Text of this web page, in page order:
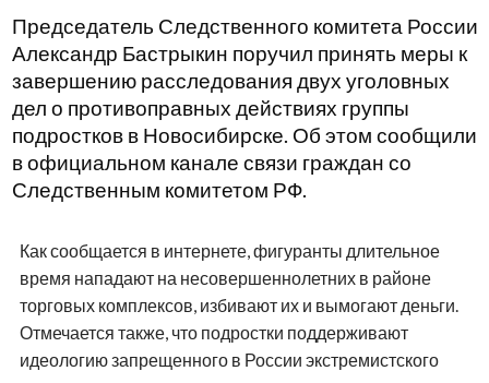
Председатель Следственного комитета России
Александр Бастрыкин поручил принять меры к
завершению расследования двух уголовных
дел о противоправных действиях группы
подростков в Новосибирске. Об этом сообщили
в официальном канале связи граждан со
Следственным комитетом РФ.
Как сообщается в интернете, фигуранты длительное
время нападают на несовершеннолетних в районе
торговых комплексов, избивают их и вымогают деньги.
Отмечается также, что подростки поддерживают
идеологию запрещенного в России экстремистского